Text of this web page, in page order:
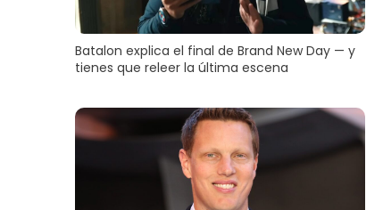
Batalon explica el final de Brand New Day — y
tienes que releer la última escena